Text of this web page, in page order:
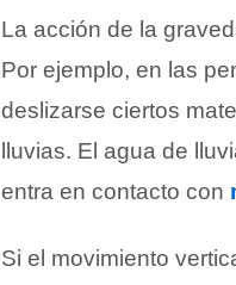
La acción de la
Por ejemplo, en las
deslizarse ciertos
lluvias. El agua de
entra en contacto con
Si el movimiento